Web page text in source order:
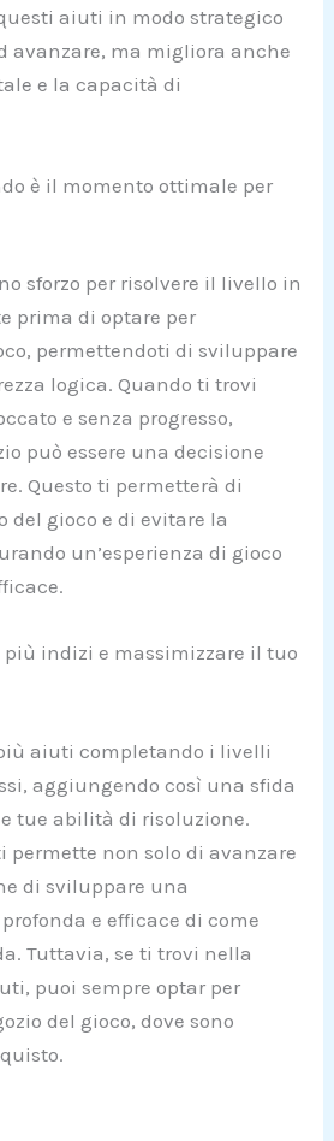
aiuti in modo strategico
avanzare, ma migliora anche
e la capacità di
è il momento ottimale per
sforzo per risolvere il livello in
prima di optare per
permettendoti di sviluppare
logica. Quando ti trovi
e senza progresso,
può essere una decisione
Questo ti permetterà di
del gioco e di evitare la
un’esperienza di gioco
più indizi e massimizzare il tuo
aiuti completando i livelli
aggiungendo così una sfida
tue abilità di risoluzione.
permette non solo di avanzare
di sviluppare una
e efficace di come
Tuttavia, se ti trovi nella
puoi sempre optar per
del gioco, dove sono